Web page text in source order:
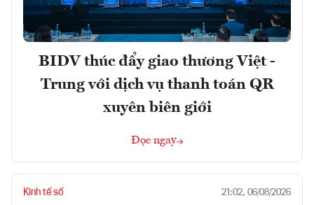
BIDV thúc đẩy giao thương Việt -
Trung với dịch vụ thanh toán QR
xuyên biên giới
Đọc ngay
Kinh tế số 21:02, 06/08/2026